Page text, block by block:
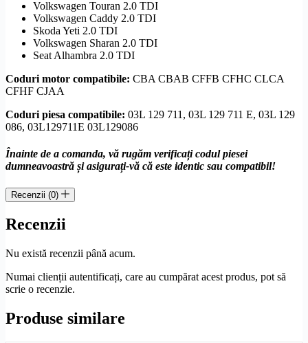
Volkswagen Touran 2.0 TDI
Volkswagen Caddy 2.0 TDI
Skoda Yeti 2.0 TDI
Volkswagen Sharan 2.0 TDI
Seat Alhambra 2.0 TDI
Coduri motor compatibile: CBA CBAB CFFB CFHC CLCA
CFHF CJAA
Coduri piesa compatibile: 03L 129 711, 03L 129 711 E, 03L 129
086, 03L129711E 03L129086
Înainte de a comanda, vă rugăm verificați codul piesei
dumneavoastră și asigurați-vă că este identic sau compatibil!
Recenzii (0)
Recenzii
Nu există recenzii până acum.
Numai clienții autentificați, care au cumpărat acest produs, pot să
scrie o recenzie.
Produse similare